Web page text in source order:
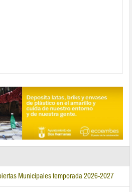
Municipales temporada 2026-2027